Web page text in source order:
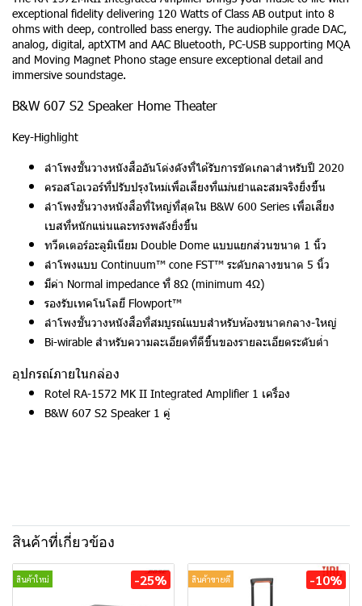
exceptional fidelity delivering 120 Watts of Class AB output into 8
ohms with deep, controlled bass energy. The audiophile grade DAC,
analog, digital, aptXTM and AAC Bluetooth, PC-USB supporting MQA
and Moving Magnet Phono stage ensure exceptional detail and
immersive soundstage.
B&W 607 S2 Speaker Home Theater
Key-Highlight
ลำโพงชั้นวางหนังสืออันโด่งดังที่ได้รับการขัดเกลาสำหรับปี 2020
ครอสโอเวอร์ที่ปรับปรุงใหม่เพื่อเสียงที่แม่นยำและสมจริงยิ่งขึ้น
ลำโพงชั้นวางหนังสือที่ใหญ่ที่สุดใน B&W 600 Series เพื่อเสียง
เบสที่หนักแน่นและทรงพลังยิ่งขึ้น
ทวีตเตอร์อะลูมิเนียม Double Dome แบบแยกส่วนขนาด 1 นิ้ว
ลำโพงแบบ Continuum™ cone FST™ ระดับกลางขนาด 5 นิ้ว
มีค่า Normal impedance ที่ 8Ω (minimum 4Ω)
รองรับเทคโนโลยี Flowport™
ลำโพงชั้นวางหนังสือที่สมบูรณ์แบบสำหรับห้องขนาดกลาง-ใหญ่
Bi-wirable สำหรับความละเอียดที่ดีขึ้นของรายละเอียดระดับต่ำ
อุปกรณ์ภายในกล่อง
Rotel RA-1572 MK II Integrated Amplifier 1 เครื่อง
B&W 607 S2 Speaker 1 คู่
สินค้าที่เกี่ยวข้อง
สินค้าใหม่ -25% สินค้าขายดี -10%